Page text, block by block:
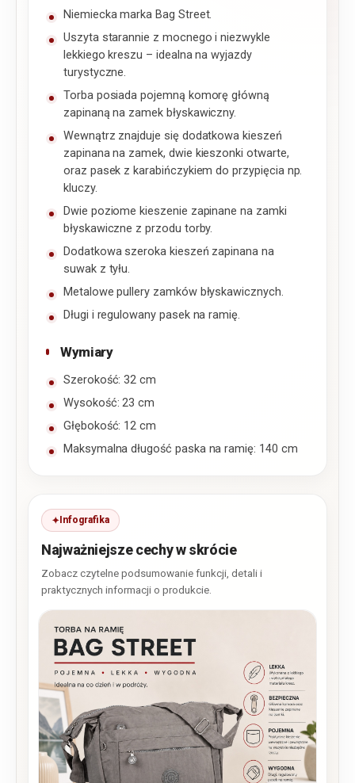
Niemiecka marka Bag Street.
Uszyta starannie z mocnego i niezwykle
lekkiego kreszu – idealna na wyjazdy
turystyczne.
Torba posiada pojemną komorę główną
zapinaną na zamek błyskawiczny.
Wewnątrz znajduje się dodatkowa kieszeń
zapinana na zamek, dwie kieszonki otwarte,
oraz pasek z karabińczykiem do przypięcia np.
kluczy.
Dwie poziome kieszenie zapinane na zamki
błyskawiczne z przodu torby.
Dodatkowa szeroka kieszeń zapinana na
suwak z tyłu.
Metalowe pullery zamków błyskawicznych.
Długi i regulowany pasek na ramię.
Wymiary
Szerokość: 32 cm
Wysokość: 23 cm
Głębokość: 12 cm
Maksymalna długość paska na ramię: 140 cm
Infografika
Najważniejsze cechy w skrócie
Zobacz czytelne podsumowanie funkcji, detali i
praktycznych informacji o produkcie.